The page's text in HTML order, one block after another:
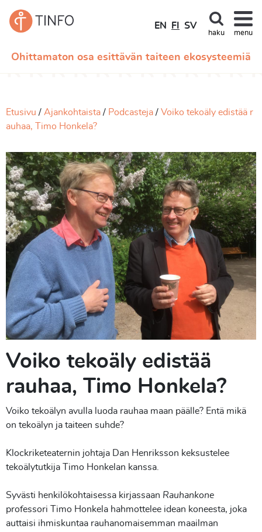
Ohittamaton osa esittävän taiteen ekosysteemiä
EN FI SV
haku menu
Etusivu Ajankohtaista Podcasteja
Voiko tekoäly edistää r
auhaa, Timo Honkela?
Voiko tekoäly edistää
rauhaa, Timo Honkela?
Voiko tekoälyn avulla luoda rauhaa maan päälle? Entä mikä
on tekoälyn ja taiteen suhde?
Klockriketeaternin johtaja Dan Henriksson keksustelee
tekoälytutkija Timo Honkelan kanssa.
Syvästi henkilökohtaisessa kirjassaan Rauhankone
professori Timo Honkela hahmottelee idean koneesta, joka
auttaisi ihmiskuntaa rauhanomaisemman maailman